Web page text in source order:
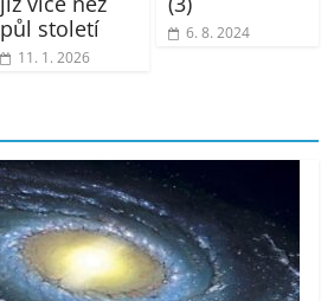
půl století
11. 1. 2026
6. 8. 2024